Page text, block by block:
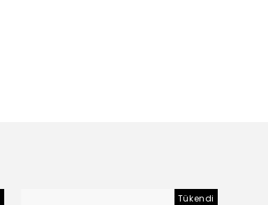
Tükendi